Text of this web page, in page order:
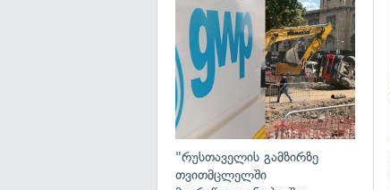
"რუსთაველის გამზირზე
თვითმცლელში